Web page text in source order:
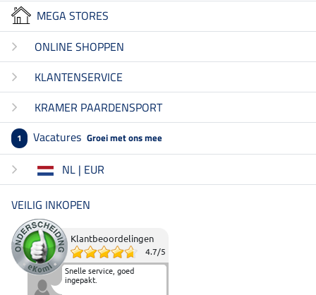
MEGA STORES
ONLINE SHOPPEN
KLANTENSERVICE
KRAMER PAARDENSPORT
1 Vacatures Groei met ons mee
NL | EUR
VEILIG INKOPEN
Klantbeoordelingen
4.7/5
Snelle service, goed
ingepakt.